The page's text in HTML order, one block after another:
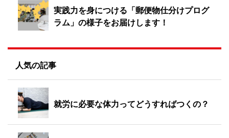
実践力を身につける「郵便物仕分けプログ
ラム」の様子をお届けします！
人気の記事
就労に必要な体力ってどうすればつくの？